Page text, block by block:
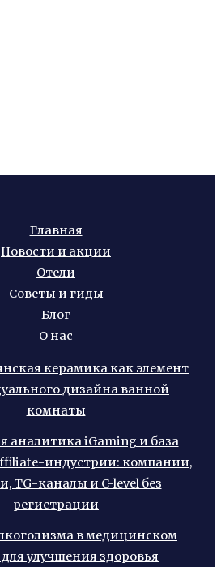
Главная
Новости и акции
Отели
Советы и гиды
Блог
О нас
керамика как элемент
дизайна ванной
комнаты
аналитика iGaming и база
индустрии: компании,
TG-каналы и C-level без
регистрации
в медицинском
улучшения здоровья